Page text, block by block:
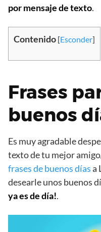
por mensaje de texto.
Contenido [Esconder]
Frases
buenos
Es muy agradable
texto de tu mejor
frases de buenos díasa
desearle unos buenos
ya es de día!.